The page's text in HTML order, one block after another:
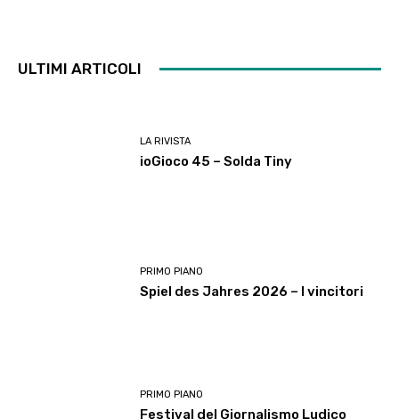
ULTIMI ARTICOLI
LA RIVISTA
ioGioco 45 – Solda Tiny
PRIMO PIANO
Spiel des Jahres 2026 – I vincitori
PRIMO PIANO
Festival del Giornalismo Ludico